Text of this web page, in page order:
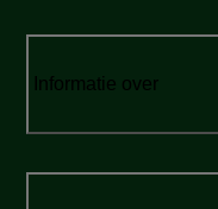
Informatie over